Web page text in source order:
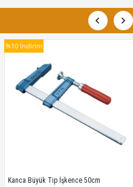
Kanca Büyük Tip İşkence 50cm
%10 İndirim